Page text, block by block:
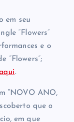
em seu
“Flowers”
e o
“Flowers”;
.
“NOVO ANO,
que o
em que